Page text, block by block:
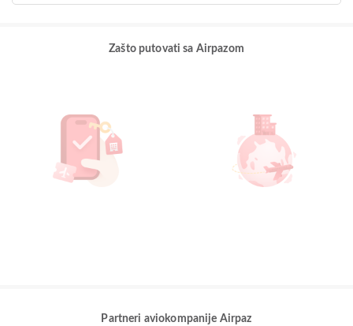
Zašto putovati sa Airpazom
Partneri aviokompanije Airpaz